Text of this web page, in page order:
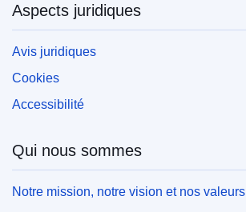
Aspects juridiques
Avis juridiques
Cookies
Accessibilité
Qui nous sommes
Notre mission, notre vision et nos valeurs